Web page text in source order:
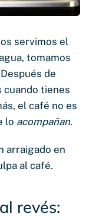
servimos el
tomamos
de
cuando tienes
el café no es
lo acompañan.
arraigado en
al café.
revés: